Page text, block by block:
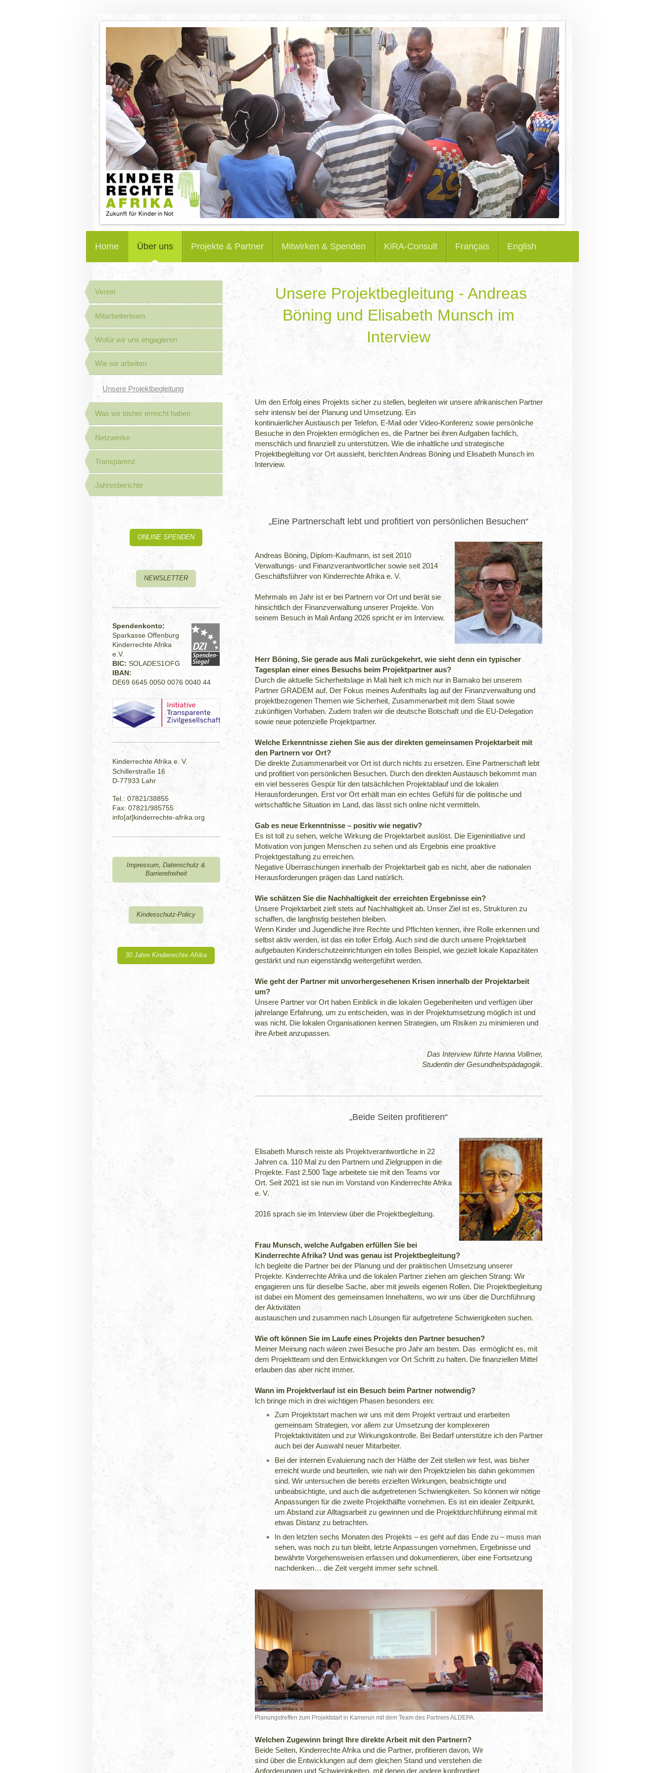
Home Über uns Projekte & Partner Mitwirken & Spenden KiRA-Consult Français English
Unsere Projektbegleitung - Andreas
Böning und Elisabeth Munsch im
Interview
Um den Erfolg eines Projekts sicher zu stellen, begleiten wir unsere afrikanischen Partner
sehr intensiv bei der Planung und Umsetzung. Ein
kontinuierlicher Austausch per Telefon, E-Mail oder Video-Konferenz sowie persönliche
Besuche in den Projekten ermöglichen es, die Partner bei ihren Aufgaben fachlich,
menschlich und finanziell zu unterstützen. Wie die inhaltliche und strategische
Projektbegleitung vor Ort aussieht, berichten Andreas Böning und Elisabeth Munsch im
Interview.
„Eine Partnerschaft lebt und profitiert von persönlichen Besuchen“
Andreas Böning, Diplom-Kaufmann, ist seit 2010
Verwaltungs- und Finanzverantwortlicher sowie seit 2014
Geschäftsführer von Kinderrechte Afrika e. V.
Mehrmals im Jahr ist er bei Partnern vor Ort und berät sie
hinsichtlich der Finanzverwaltung unserer Projekte. Von
seinem Besuch in Mali Anfang 2026 spricht er im Interview.
Herr Böning, Sie gerade aus Mali zurückgekehrt, wie sieht denn ein typischer
Tagesplan einer eines Besuchs beim Projektpartner aus?
Durch die aktuelle Sicherheitslage in Mali hielt ich mich nur in Bamako bei unserem
Partner GRADEM auf. Der Fokus meines Aufenthalts lag auf der Finanzverwaltung und
projektbezogenen Themen wie Sicherheit, Zusammenarbeit mit dem Staat sowie
zukünftigen Vorhaben. Zudem trafen wir die deutsche Botschaft und die EU-Delegation
sowie neue potenzielle Projektpartner.
Welche Erkenntnisse ziehen Sie aus der direkten gemeinsamen Projektarbeit mit
den Partnern vor Ort?
Die direkte Zusammenarbeit vor Ort ist durch nichts zu ersetzen. Eine Partnerschaft lebt
und profitiert von persönlichen Besuchen. Durch den direkten Austausch bekommt man
ein viel besseres Gespür für den tatsächlichen Projektablauf und die lokalen
Herausforderungen. Erst vor Ort erhält man ein echtes Gefühl für die politische und
wirtschaftliche Situation im Land, das lässt sich online nicht vermitteln.
Gab es neue Erkenntnisse – positiv wie negativ?
Es ist toll zu sehen, welche Wirkung die Projektarbeit auslöst. Die Eigeninitiative und
Motivation von jungen Menschen zu sehen und als Ergebnis eine proaktive
Projektgestaltung zu erreichen.
Negative Überraschungen innerhalb der Projektarbeit gab es nicht, aber die nationalen
Herausforderungen prägen das Land natürlich.
Wie schätzen Sie die Nachhaltigkeit der erreichten Ergebnisse ein?
Unsere Projektarbeit zielt stets auf Nachhaltigkeit ab. Unser Ziel ist es, Strukturen zu
schaffen, die langfristig bestehen bleiben.
Wenn Kinder und Jugendliche ihre Rechte und Pflichten kennen, ihre Rolle erkennen und
selbst aktiv werden, ist das ein toller Erfolg. Auch sind die durch unsere Projektarbeit
aufgebauten Kinderschutzeinrichtungen ein tolles Beispiel, wie gezielt lokale Kapazitäten
gestärkt und nun eigenständig weitergeführt werden.
Wie geht der Partner mit unvorhergesehenen Krisen innerhalb der Projektarbeit
um?
Unsere Partner vor Ort haben Einblick in die lokalen Gegebenheiten und verfügen über
jahrelange Erfahrung, um zu entscheiden, was in der Projektumsetzung möglich ist und
was nicht. Die lokalen Organisationen kennen Strategien, um Risiken zu minimieren und
ihre Arbeit anzupassen.
Das Interview führte Hanna Vollmer,
Studentin der Gesundheitspädagogik.
„Beide Seiten profitieren“
Elisabeth Munsch reiste als Projektverantwortliche in 22
Jahren ca. 110 Mal zu den Partnern und Zielgruppen in die
Projekte. Fast 2.500 Tage arbeitete sie mit den Teams vor
Ort. Seit 2021 ist sie nun im Vorstand von Kinderrechte Afrika
e. V.
2016 sprach sie im Interview über die Projektbegleitung.
Frau Munsch, welche Aufgaben erfüllen Sie bei
Kinderrechte Afrika? Und was genau ist Projektbegleitung?
Ich begleite die Partner bei der Planung und der praktischen Umsetzung unserer
Projekte. Kinderrechte Afrika und die lokalen Partner ziehen am gleichen Strang: Wir
engagieren uns für dieselbe Sache, aber mit jeweils eigenen Rollen. Die Projektbegleitung
ist dabei ein Moment des gemeinsamen Innehaltens, wo wir uns über die Durchführung
der Aktivitäten
austauschen und zusammen nach Lösungen für aufgetretene Schwierigkeiten suchen.
Wie oft können Sie im Laufe eines Projekts den Partner besuchen?
Meiner Meinung nach wären zwei Besuche pro Jahr am besten. Das ermöglicht es, mit
dem Projektteam und den Entwicklungen vor Ort Schritt zu halten. Die finanziellen Mittel
erlauben das aber nicht immer.
Wann im Projektverlauf ist ein Besuch beim Partner notwendig?
Ich bringe mich in drei wichtigen Phasen besonders ein:
Zum Projektstart machen wir uns mit dem Projekt vertraut und erarbeiten
gemeinsam Strategien, vor allem zur Umsetzung der komplexeren
Projektaktivitäten und zur Wirkungskontrolle. Bei Bedarf unterstütze ich den Partner
auch bei der Auswahl neuer Mitarbeiter.
Bei der internen Evaluierung nach der Hälfte der Zeit stellen wir fest, was bisher
erreicht wurde und beurteilen, wie nah wir den Projektzielen bis dahin gekommen
sind. Wir untersuchen die bereits erzielten Wirkungen, beabsichtigte und
unbeabsichtigte, und auch die aufgetretenen Schwierigkeiten. So können wir nötige
Anpassungen für die zweite Projekthälfte vornehmen. Es ist ein idealer Zeitpunkt,
um Abstand zur Alltagsarbeit zu gewinnen und die Projektdurchführung einmal mit
etwas Distanz zu betrachten.
In den letzten sechs Monaten des Projekts – es geht auf das Ende zu – muss man
sehen, was noch zu tun bleibt, letzte Anpassungen vornehmen, Ergebnisse und
bewährte Vorgehensweisen erfassen und dokumentieren, über eine Fortsetzung
nachdenken… die Zeit vergeht immer sehr schnell.
Planungstreffen zum Projektstart in Kamerun mit dem Team des Partners ALDEPA.
Welchen Zugewinn bringt Ihre direkte Arbeit mit den Partnern?
Beide Seiten, Kinderrechte Afrika und die Partner, profitieren davon. Wir
sind über die Entwicklungen auf dem gleichen Stand und verstehen die
Anforderungen und Schwierigkeiten, mit denen der andere konfrontiert
Verein
Mitarbeiterteam
Wofür wir uns engagieren
Wie wir arbeiten
Unsere Projektbegleitung
Was wir bisher erreicht haben
Netzwerke
Transparenz
Jahresberichte
ONLINE SPENDEN
NEWSLETTER
Spendenkonto:
Sparkasse Offenburg
Kinderrechte Afrika
e.V.
BIC: SOLADES1OFG
IBAN:
DE69 6645 0050 0076 0040 44
Kinderrechte Afrika e. V.
Schillerstraße 16
D-77933 Lahr
Tel.: 07821/38855
Fax: 07821/985755
info[at]kinderrechte-afrika.org
Impressum, Datenschutz &
Barrierefreiheit
Kindesschutz-Policy
30 Jahre Kinderrechte Afrika